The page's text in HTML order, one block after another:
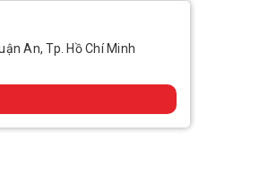
An, Tp. Hồ Chí Minh